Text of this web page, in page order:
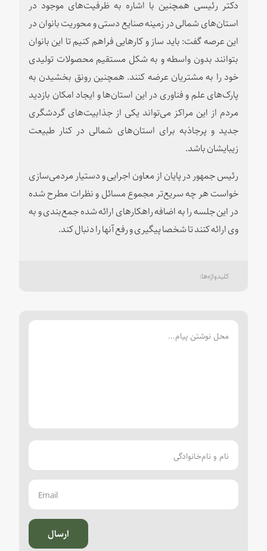
دکتر رئیسی همچنین با اشاره به ظرفیت‌های موجود در
استان‌های شمالی در زمینه صنایع دستی و محوریت بانوان در
این عرصه گفت: باید ساز و کارهایی فراهم کنیم تا این بانوان
بتوانند بدون واسطه و به شکل مستقیم محصولات تولیدی
خود را به مشتریان عرضه کنند. همچنین رونق بخشیدن به
پارک‌های علم و فناوری در این استان‌ها و ایجاد امکان بازدید
مردم از این مراکز می‌تواند یکی از جذابیت‌های گردشگری
جدید و پرجاذبه برای استان‌های شمالی در کنار طبیعت
زیبایشان باشد.
رئیس جمهور در پایان از معاون اجرایی و دستیار مردمی‌سازی
خواست هر چه سریع‌تر مجموع مسائل و نظرات مطرح شده
در این جلسه را به اضافه راهکارهای ارائه شده جمع‌بندی و به
وی ارائه کنند تا شخصا پیگیری و رفع آنها را دنبال کند.
ارسال